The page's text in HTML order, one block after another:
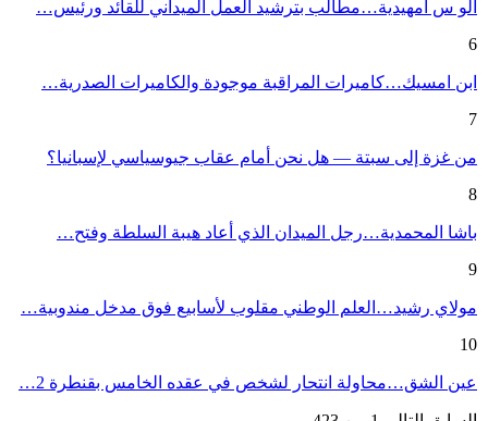
ألو س امهيدية…مطالب بترشيد العمل الميداني للقائد ورئيس…
6
ابن امسيك…كاميرات المراقبة موجودة والكاميرات الصدرية…
7
من غزة إلى سبتة — هل نحن أمام عقاب جيوسياسي لإسبانيا؟
8
باشا المحمدية…رجل الميدان الذي أعاد هيبة السلطة وفتح…
9
مولاي رشيد…العلم الوطني مقلوب لأسابيع فوق مدخل مندوبية…
10
عين الشق…محاولة انتحار لشخص في عقده الخامس بقنطرة 2…